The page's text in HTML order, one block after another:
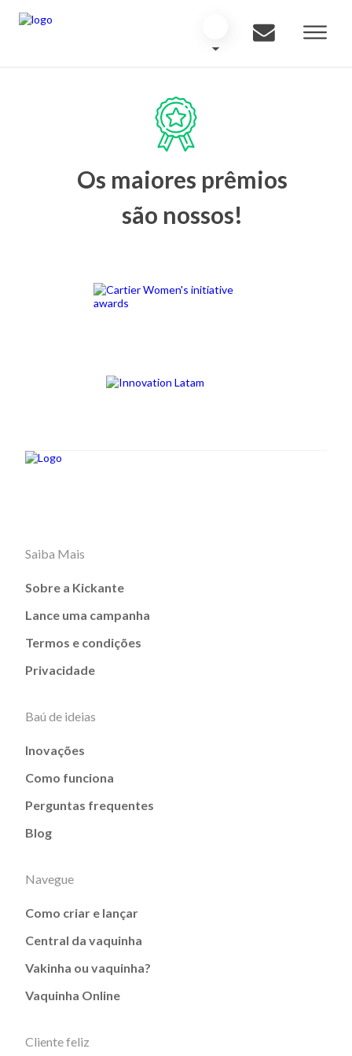
Os maiores prêmios
são nossos!
Saiba Mais
Sobre a Kickante
Lance uma campanha
Termos e condições
Privacidade
Baú de ideias
Inovações
Como funciona
Perguntas frequentes
Blog
Navegue
Como criar e lançar
Central da vaquinha
Vakinha ou vaquinha?
Vaquinha Online
Cliente feliz